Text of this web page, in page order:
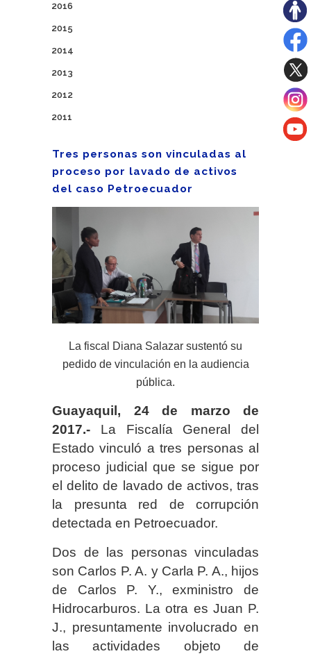
2016
2015
2014
2013
2012
2011
Tres personas son vinculadas al
proceso por lavado de activos
del caso Petroecuador
La fiscal Diana Salazar sustentó su
pedido de vinculación en la audiencia
pública.
Guayaquil, 24 de marzo de
2017.- La Fiscalía General del
Estado vinculó a tres personas al
proceso judicial que se sigue por
el delito de lavado de activos, tras
la presunta red de corrupción
detectada en Petroecuador.
Dos de las personas vinculadas
son Carlos P. A. y Carla P. A., hijos
de Carlos P. Y., exministro de
Hidrocarburos. La otra es Juan P.
J., presuntamente involucrado en
las actividades objeto de